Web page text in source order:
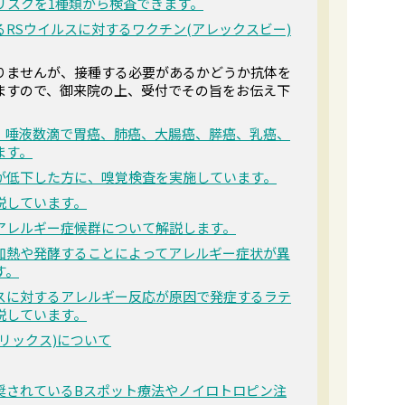
ウイルスに対するワクチン(アレックスビー)
せんが、接種する必要があるかどうか抗体を
ので、御来院の上、受付でその旨をお伝え下
液数滴で胃癌、肺癌、大腸癌、膵癌、乳癌、
。
下した方に、嗅覚検査を実施しています。
ています。
ルギー症候群について解説します。
や発酵することによってアレルギー症状が異
対するアレルギー反応が原因で発症するラテ
ています。
ックス)について
れているBスポット療法やノイロトロピン注